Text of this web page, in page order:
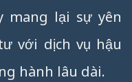
mang lại sự yên
với dịch vụ hậu
hành lâu dài.